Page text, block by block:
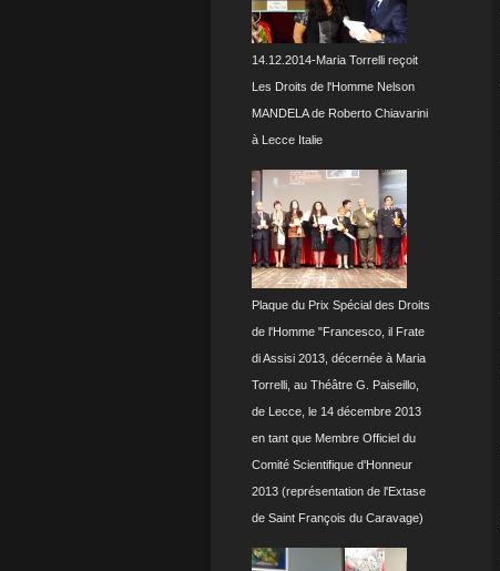
14.12.2014-Maria Torrelli reçoit
Les Droits de l'Homme Nelson
MANDELA de Roberto Chiavarini
à Lecce Italie
Plaque du Prix Spécial des Droits
de l'Homme "Francesco, il Frate
di Assisi 2013, décernée à Maria
Torrelli, au Théâtre G. Paiseillo,
de Lecce, le 14 décembre 2013
en tant que Membre Officiel du
Comité Scientifique d'Honneur
2013 (représentation de l'Extase
de Saint François du Caravage)